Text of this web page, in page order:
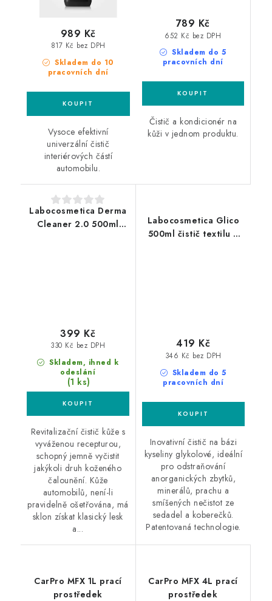
Skladem do 10
pracovních dní
817 Kč bez DPH
989 Kč
Vysoce efektivní
univerzální čistič
interiérových částí
automobilu.
Skladem do 5
pracovních dní
652 Kč bez DPH
789 Kč
Čistič a kondicionér na
kůži v jednom produktu.
Labocosmetica Derma
Cleaner 2.0 500ml
Skladem, ihned k
odeslání
(1 ks)
330 Kč bez DPH
399 Kč
Revitalizační čistič kůže s
vyváženou recepturou,
schopný jemně vyčistit
jakýkoli druh koženého
čalounění. Kůže
automobilů, není-li
pravidelně ošetřována, má
sklon získat klasický lesk
a...
Labocosmetica Glico
500ml čistič textilu a
Skladem do 5
pracovních dní
346 Kč bez DPH
419 Kč
Inovativní čistič na bázi
kyseliny glykolové, ideální
pro odstraňování
anorganických zbytků,
minerálů, prachu a
smíšených nečistot ze
sedadel a koberečků.
Patentovaná technologie.
CarPro MFX 1L prací
prostředek
CarPro MFX 4L prací
prostředek